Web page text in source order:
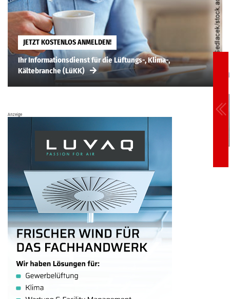
JETZT KOSTENLOS ANMELDEN!
Ihr Informationsdienst für die Lüftungs-, Klima-,
Kältebranche (LüKK)
Anzeige